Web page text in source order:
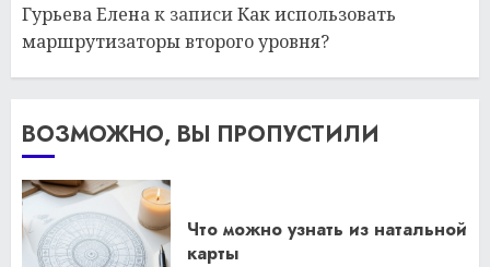
Гурьева Еленак записиКак использовать
маршрутизаторы второго уровня?
ВОЗМОЖНО, ВЫ ПРОПУСТИЛИ
Что можно узнать из натальной
карты